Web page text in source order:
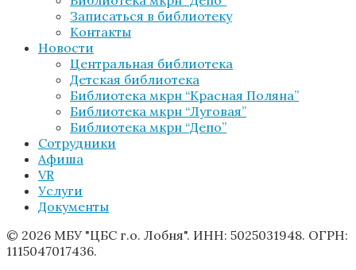
Записаться в библиотеку
Контакты
Новости
Центральная библиотека
Детская библиотека
Библиотека мкрн “Красная Поляна”
Библиотека мкрн “Луговая”
Библиотека мкрн “Депо”
Сотрудники
Афиша
VR
Услуги
Документы
© 2026 МБУ "ЦБС г.о. Лобня". ИНН: 5025031948. ОГРН:
1115047017436.